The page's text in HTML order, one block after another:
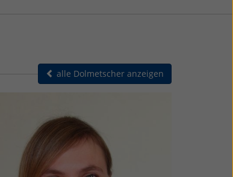
alle Dolmetscher anzeigen